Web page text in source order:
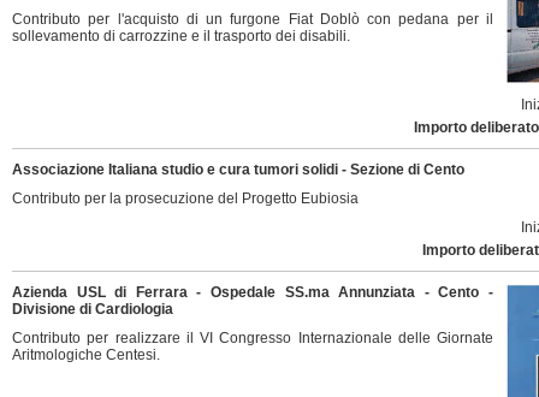
Contributo per l'acquisto di un furgone Fiat Doblò con pedana per il
sollevamento di carrozzine e il trasporto dei disabili.
Importo
Associazione Italiana studio e cura tumori solidi - Sezione di Cento
Contributo per la prosecuzione del Progetto Eubiosia
Importo
Azienda USL di Ferrara - Ospedale SS.ma Annunziata - Cento -
Divisione di Cardiologia
Contributo per realizzare il VI Congresso Internazionale delle Giornate
Aritmologiche Centesi.